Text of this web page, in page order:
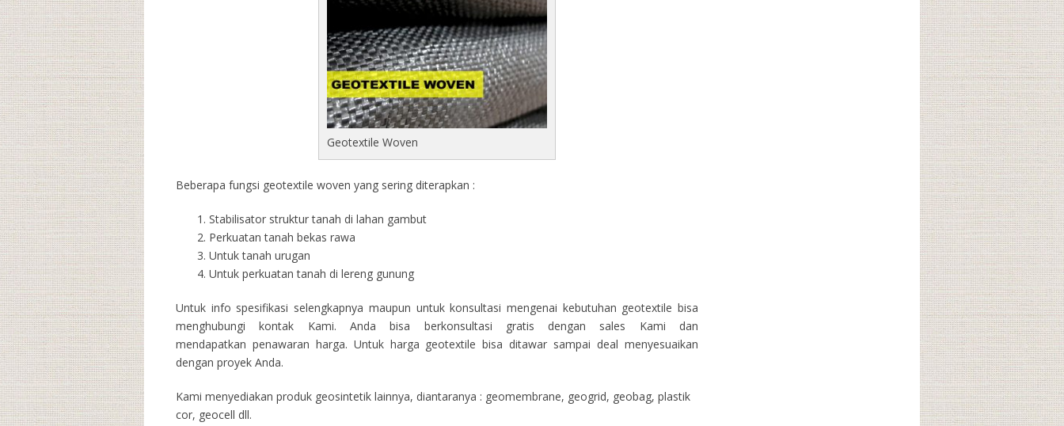
Geotextile Woven
Beberapa fungsi geotextile woven yang sering diterapkan :
Stabilisator struktur tanah di lahan gambut
Perkuatan tanah bekas rawa
Untuk tanah urugan
Untuk perkuatan tanah di lereng gunung
Untuk info spesifikasi selengkapnya maupun untuk konsultasi mengenai kebutuhan geotextile bisa
menghubungi kontak Kami. Anda bisa berkonsultasi gratis dengan sales Kami dan
mendapatkan penawaran harga. Untuk harga geotextile bisa ditawar sampai deal menyesuaikan
dengan proyek Anda.
Kami menyediakan produk geosintetik lainnya, diantaranya : geomembrane, geogrid, geobag, plastik
cor, geocell dll.